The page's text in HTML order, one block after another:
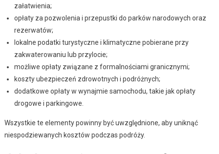
załatwienia;
opłaty za pozwolenia i przepustki do parków narodowych oraz
rezerwatów;
lokalne podatki turystyczne i klimatyczne pobierane przy
zakwaterowaniu lub przylocie;
możliwe opłaty związane z formalnościami granicznymi;
koszty ubezpieczeń zdrowotnych i podróżnych;
dodatkowe opłaty w wynajmie samochodu, takie jak opłaty
drogowe i parkingowe.
Wszystkie te elementy powinny być uwzględnione, aby uniknąć
niespodziewanych kosztów podczas podróży.